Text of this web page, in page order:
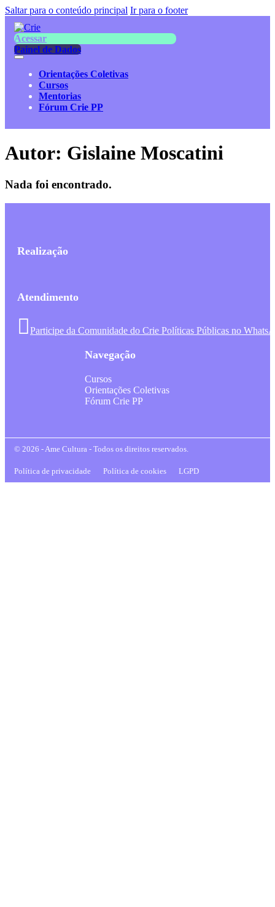
Saltar para o conteúdo principal Ir para o footer
Acessar
Painel de Dados
Orientações Coletivas
Cursos
Mentorias
Fórum Crie PP
Autor: Gislaine Moscatini
Nada foi encontrado.
Realização
Atendimento
Participe da Comunidade do Crie Políticas Públicas no
Navegação
Cursos
Orientações Coletivas
Fórum Crie PP
© 2026 - Ame Cultura - Todos os direitos reservados.
Política de privacidade Política de cookies LGPD